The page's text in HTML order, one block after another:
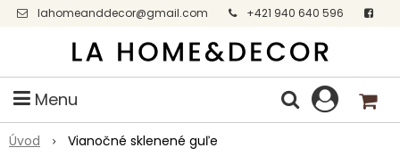
lahomeanddecor@gmail.com
+421 940 640 596
Facebook
Menu
Úvod Vianočné sklenené guľe